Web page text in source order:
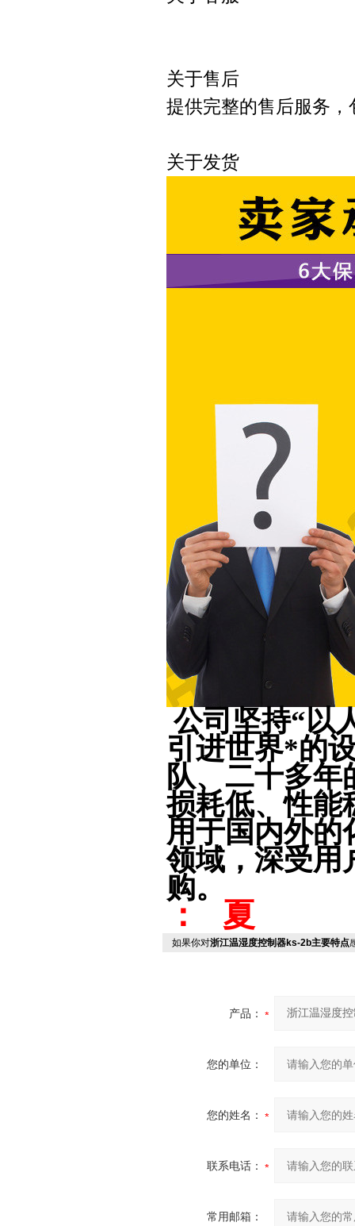
关于售后
提供完整的售后服务
关于发货
公司坚持“以
引进世界*的
队、二十多
损耗低、性能
用于国内外的
领域，深受用
购。
： 夏
如果你对浙江温湿度控制器ks-2b主要特点
产品：
您的单位：
您的姓名：
联系电话：
常用邮箱：